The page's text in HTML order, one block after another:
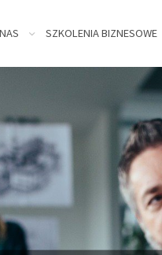
SZKOLENIA BIZNESOWE